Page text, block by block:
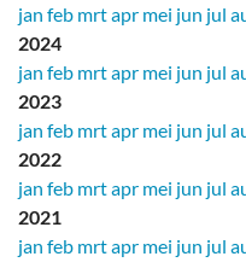
jan feb mrtapr mei jun jul
2024
jan feb mrtapr mei jun jul
2023
jan feb mrtapr mei jun jul
2022
jan feb mrtapr mei jun jul
2021
jan feb mrtapr mei jun jul